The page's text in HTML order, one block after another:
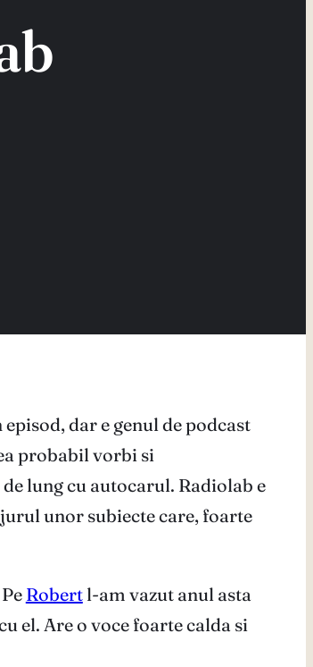
dar e genul de podcast
probabil vorbi si
lung cu autocarul. Radiolab e
unor subiecte care, foarte
Robertl-am vazut anul asta
el. Are o voce foarte calda si